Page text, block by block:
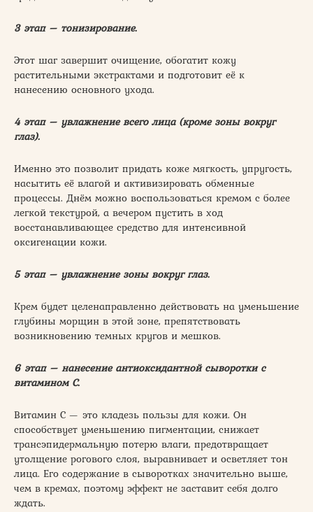
3 этап – тонизирование.
Этот шаг завершит очищение, обогатит кожу
растительными экстрактами и подготовит её к
нанесению основного ухода.
4 этап – увлажнение всего лица (кроме зоны вокруг
глаз).
Именно это позволит придать коже мягкость, упругость,
насытить её влагой и активизировать обменные
процессы. Днём можно воспользоваться кремом с более
легкой текстурой, а вечером пустить в ход
восстанавливающее средство для интенсивной
оксигенации кожи.
5 этап – увлажнение зоны вокруг глаз.
Крем будет целенаправленно действовать на уменьшение
глубины морщин в этой зоне, препятствовать
возникновению темных кругов и мешков.
6 этап – нанесение антиоксидантной сыворотки с
витамином С.
Витамин С — это кладезь пользы для кожи. Он
способствует уменьшению пигментации, снижает
трансэпидермальную потерю влаги, предотвращает
утолщение рогового слоя, выравнивает и осветляет тон
лица. Его содержание в сыворотках значительно выше,
чем в кремах, поэтому эффект не заставит себя долго
ждать.